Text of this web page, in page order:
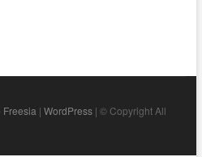
Freesia | WordPress| © Copyright All